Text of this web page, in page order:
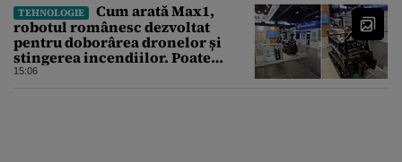
TEHNOLOGIE
Cum arată Max1,
robotul românesc dezvoltat
pentru doborârea dronelor și
stingerea incendiilor. Poate
transporta încărcături de până la
15:06